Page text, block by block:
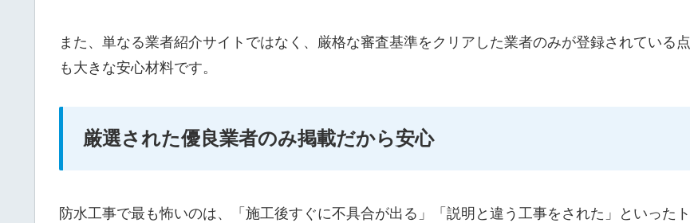
また、単なる業者紹介サイトではなく、厳格な審査基準をクリアした業者のみが登録されている点
も大きな安心材料です。
厳選された優良業者のみ掲載だから安心
防水工事で最も怖いのは、「施工後すぐに不具合が出る」「説明と違う工事をされた」といったト